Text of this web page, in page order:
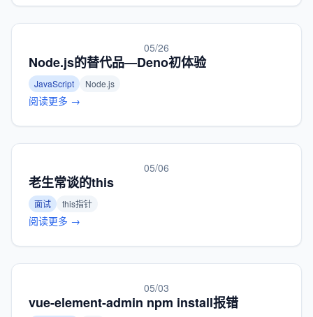
05/26
Node.js的替代品—Deno初体验
JavaScript Node.js
阅读更多 →
05/06
老生常谈的this
面试 this指针
阅读更多 →
05/03
vue-element-admin npm install报错